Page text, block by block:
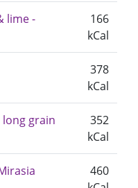
lime -
166
kCal
378
kCal
long grain
352
kCal
460